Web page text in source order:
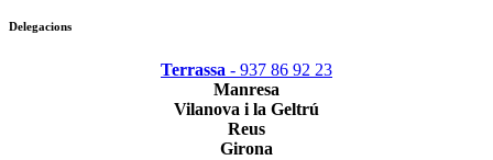
Delegacions
Terrassa - 937 86 92 23
Manresa
Vilanova i la Geltrú
Reus
Girona